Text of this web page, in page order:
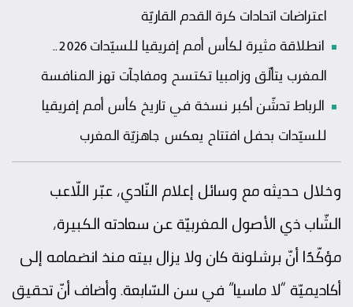
اعتراضات اتحادات كرة القدم القاريّة
انطلاقة مثيرة لكأس أمم إفريقيا للسيّدات 2026..
المغرب يتألّق وزامبيا تكتسح ومفاجآت تهز المنافسة
الرباط تدشّن أكبر نسخة في تاريخ كأس أمم إفريقيا
للسيّدات بحفل افتتاح يعكس جاهزيّة المغرب
وخلال حديثه مع وسائل إعلام النّادي، عبّر اللّاعب
الشّاب ذي الأصول المغربيّة عن سعادته الكبيرة،
مؤكّدًا أنّ برشلونة كان ولا يزال بيته منذ انضمامه إلى
أكاديميّة “لا ماسيا” في سن السّابعة. وأضاف أنّ تحقيق